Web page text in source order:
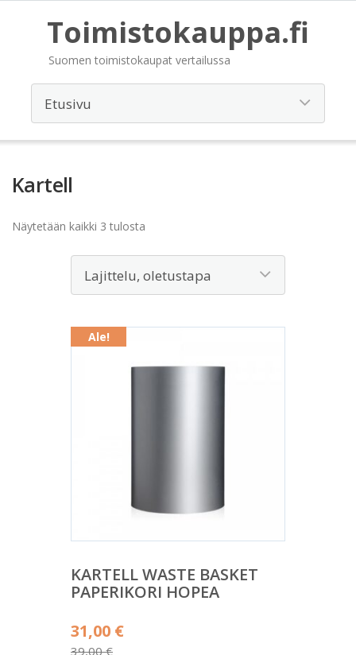
Toimistokauppa.fi
Suomen toimistokaupat vertailussa
Kartell
Näytetään kaikki 3 tulosta
Ale!
KARTELL WASTE BASKET
PAPERIKORI HOPEA
39,00€
Alkuperäinen
31,00 €